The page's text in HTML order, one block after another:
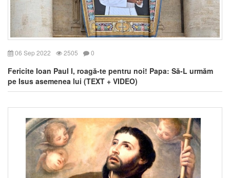
06 Sep 2022 2505 0
Fericite Ioan Paul I, roagă-te pentru noi! Papa: Să-L urmăm
pe Isus asemenea lui (TEXT + VIDEO)